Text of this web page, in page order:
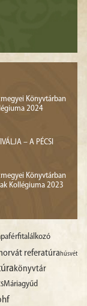
Könyvtárban
2024
– A PÉCSI
Könyvtárban
Kollégiuma 2023
férfitalálkozó
horvát referatúrahúsvét
könyvtár
Máriagyűd